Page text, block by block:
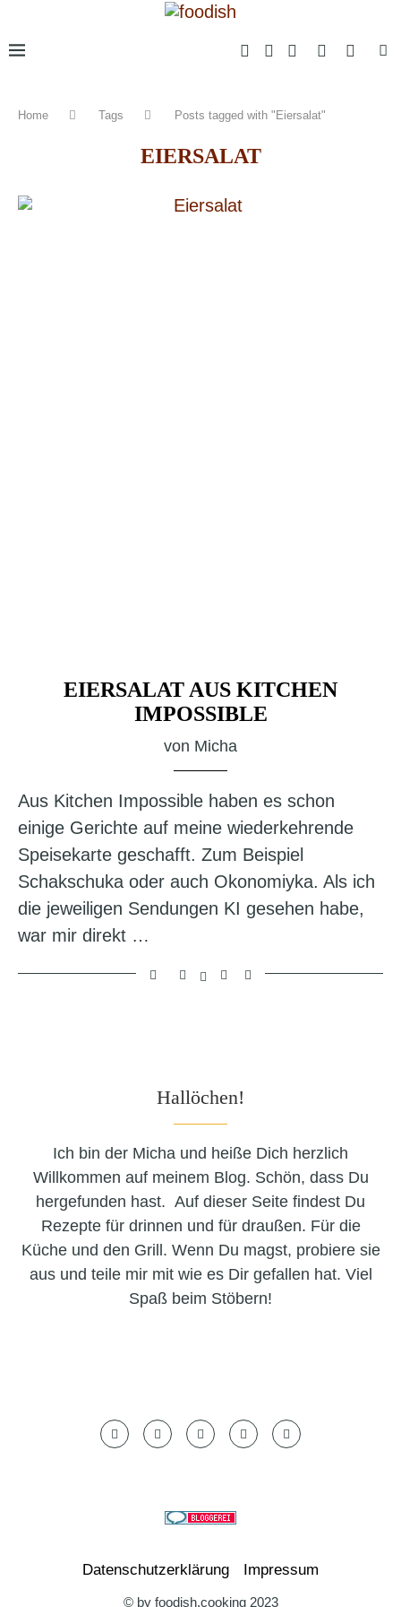
Home Tags Posts tagged with "Eiersalat"
EIERSALAT
EIERSALAT AUS KITCHEN
IMPOSSIBLE
von Micha
Aus Kitchen Impossible haben es schon
einige Gerichte auf meine wiederkehrende
Speisekarte geschafft. Zum Beispiel
Schakschuka oder auch Okonomiyka. Als ich
die jeweiligen Sendungen KI gesehen habe,
war mir direkt …
Hallöchen!
Ich bin der Micha und heiße Dich herzlich
Willkommen auf meinem Blog. Schön, dass Du
hergefunden hast. Auf dieser Seite findest Du
Rezepte für drinnen und für draußen. Für die
Küche und den Grill. Wenn Du magst, probiere sie
aus und teile mir mit wie es Dir gefallen hat. Viel
Spaß beim Stöbern!
Datenschutzerklärung Impressum
© by foodish.cooking 2023